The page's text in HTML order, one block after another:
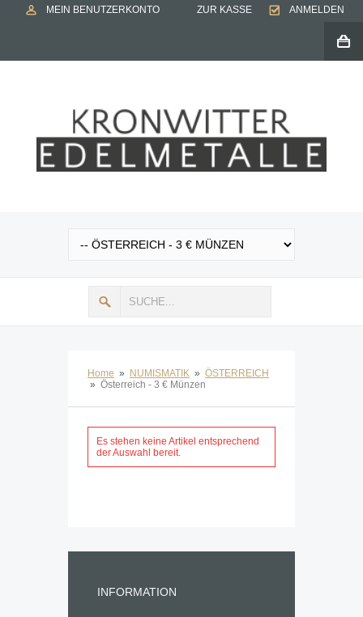
MEIN BENUTZERKONTO ZUR KASSE ANMELDEN
Home » NUMISMATIK » ÖSTERREICH
» Österreich - 3 € Münzen
Es stehen keine Artikel entsprechend
der Auswahl bereit.
INFORMATION